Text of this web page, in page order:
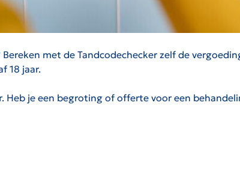
met de Tandcodechecker zelf de
18 jaar.
Heb je een begroting of offerte voor een